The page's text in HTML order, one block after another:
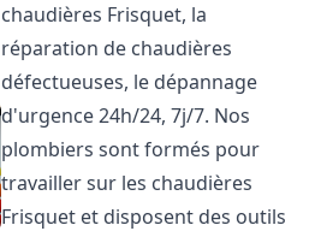
chaudières Frisquet, la
réparation de chaudières
défectueuses, le dépannage
d'urgence 24h/24, 7j/7. Nos
plombiers sont formés pour
travailler sur les chaudières
Frisquet et disposent des outils